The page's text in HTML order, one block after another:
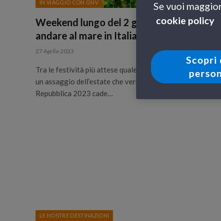
IN VIAGGIO CON GNV
Weekend lungo del 2 giugno: dove
andare al mare in Italia
27 Aprile 2023
Tra le festività più attese quale occasione per regalarsi
un assaggio dell’estate che verrà, la Festa della
Repubblica 2023 cade…
LE NOSTRE DESTINAZIONI
Se vuoi
cookie policy
Scopri